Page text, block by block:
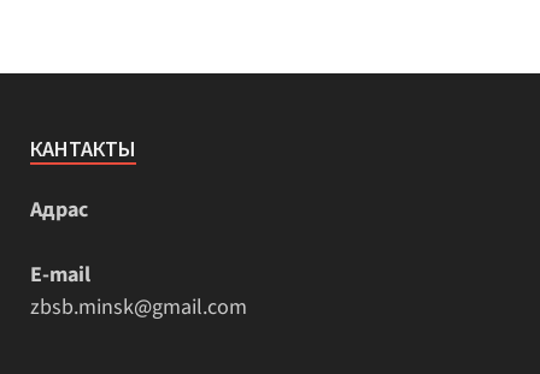
КАНТАКТЫ
Адрас
E-mail
zbsb.minsk@gmail.com